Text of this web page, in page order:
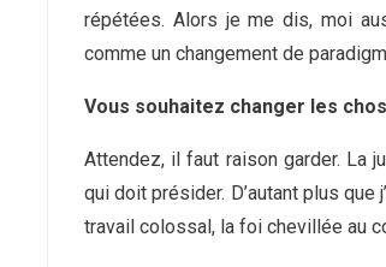
répétées. Alors je me dis, moi
comme un changement de
Vous souhaitez changer les
Attendez, il faut raison garder. La
qui doit présider. D’autant plus que
travail colossal, la foi chevillée au